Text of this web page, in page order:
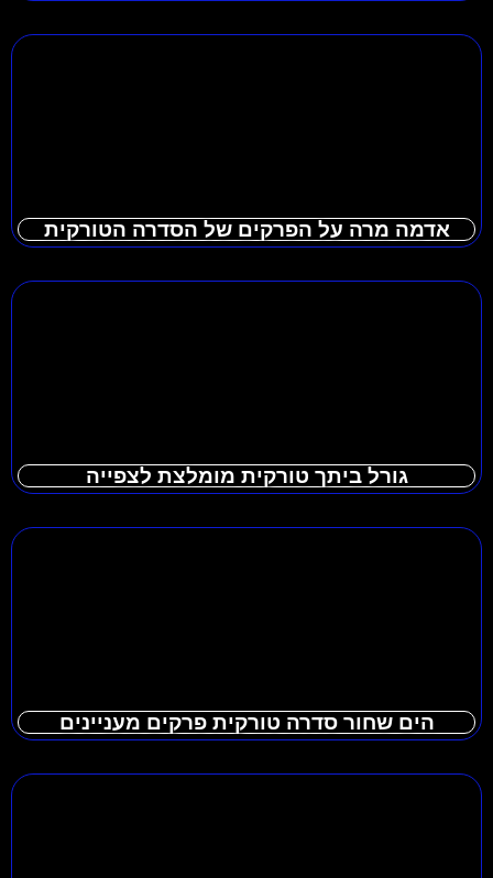
אדמה מרה על הפרקים של הסדרה הטורקית
גורל ביתך טורקית מומלצת לצפייה
הים שחור סדרה טורקית פרקים מעניינים